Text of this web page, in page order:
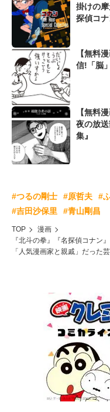
掛けの
探偵コ
【無料
信!「脳
【無料
夜の放
集』
#つるの剛士 #原哲夫 #
#吉田沙保里
#青山剛昌
TOP
漫画
『北斗の拳』『名探偵コナン
「人気漫画家と親戚」だった